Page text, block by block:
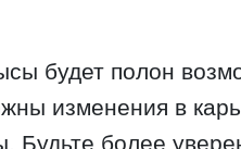
будет полон
изменения в
Будьте более